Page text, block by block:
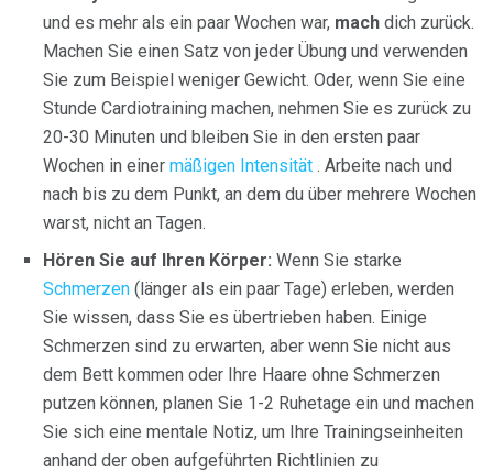
und es mehr als ein paar Wochen war, mach dich zurück.
Machen Sie einen Satz von jeder Übung und verwenden
Sie zum Beispiel weniger Gewicht. Oder, wenn Sie eine
Stunde Cardiotraining machen, nehmen Sie es zurück zu
20-30 Minuten und bleiben Sie in den ersten paar
Wochen in einer mäßigen Intensität . Arbeite nach und
nach bis zu dem Punkt, an dem du über mehrere Wochen
warst, nicht an Tagen.
Hören Sie auf Ihren Körper: Wenn Sie starke
Schmerzen (länger als ein paar Tage) erleben, werden
Sie wissen, dass Sie es übertrieben haben. Einige
Schmerzen sind zu erwarten, aber wenn Sie nicht aus
dem Bett kommen oder Ihre Haare ohne Schmerzen
putzen können, planen Sie 1-2 Ruhetage ein und machen
Sie sich eine mentale Notiz, um Ihre Trainingseinheiten
anhand der oben aufgeführten Richtlinien zu